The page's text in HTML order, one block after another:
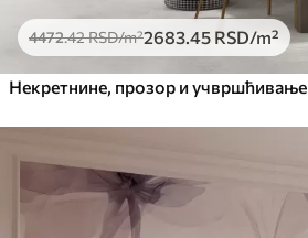
4472.42RSD/m²2683 .45 RSD/m²
Некретнине, прозор и учвршћивање